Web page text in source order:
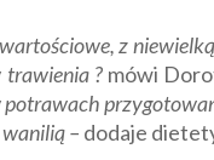
z
trawienia ? mówi
– dodaje